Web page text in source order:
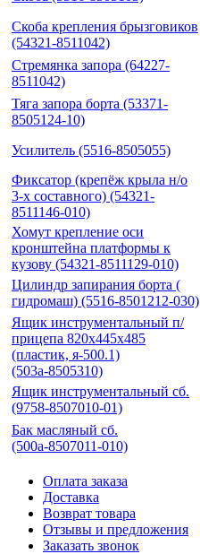
Скоба крепления брызговиков
(54321-8511042)
Стремянка запора (64227-
8511042)
Тяга запора борта (53371-
8505124-10)
Усилитель (5516-8505055)
Фиксатор (крепёж крыла н/о
3-х составного) (54321-
8511146-010)
Хомут крепление оси
кронштейна платформы к
кузову (54321-8511129-010)
Цилиндр запирания борта (
гидромаш) (5516-8501212-030)
Ящик инструментальный п/
прицепа 820х445х485
(пластик, я-500.1)
(503а-8505310)
Ящик инструментальный сб.
(9758-8507010-01)
Бак масляный сб.
(500а-8507011-010)
Оплата заказа
Доставка
Возврат товара
Отзывы и предложения
Заказать звонок